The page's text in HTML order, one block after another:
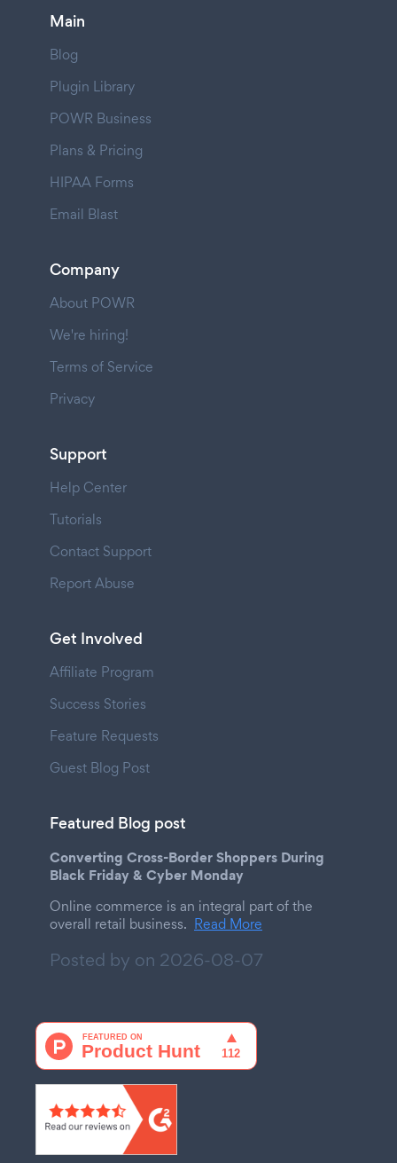
Main
Blog
Plugin Library
POWR Business
Plans & Pricing
HIPAA Forms
Email Blast
Company
About POWR
We're hiring!
Terms of Service
Privacy
Support
Help Center
Tutorials
Contact Support
Report Abuse
Get Involved
Affiliate Program
Success Stories
Feature Requests
Guest Blog Post
Featured Blog post
Converting Cross-Border Shoppers During
Black Friday & Cyber Monday
Online commerce is an integral part of the
overall retail business. Read More
Posted by on 2026-08-07